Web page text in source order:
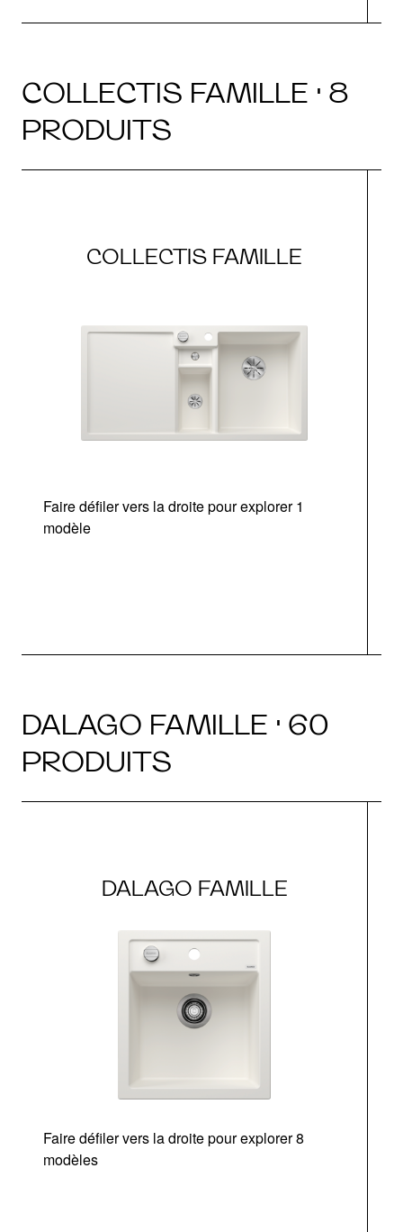
COLLECTIS FAMILLE · 8
PRODUITS
COLLECTIS FAMILLE
Faire défiler vers la droite pour explorer 1
modèle
DALAGO FAMILLE · 60
PRODUITS
DALAGO FAMILLE
Faire défiler vers la droite pour explorer 8
modèles